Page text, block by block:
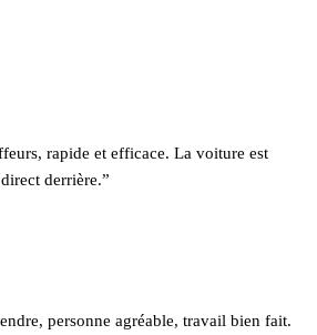
rapide et efficace. La voiture est
derrière.”
personne agréable, travail bien fait.